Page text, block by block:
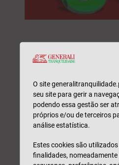
Email*
N.º Telefone*
NIF*
O site
seu site para gerir a
podendo essa gestão ser
próprios e/ou de terceiros
análise estatística.
Estes cookies são
finalidades,